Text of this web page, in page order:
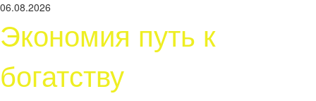
Перейти
содержимому
06.08.2026
Экономия путь к
богатству